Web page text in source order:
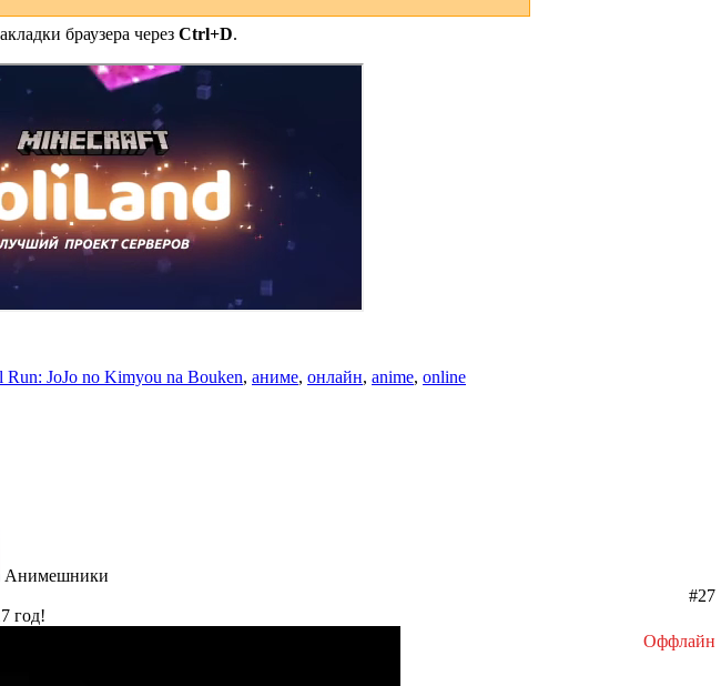
браузера через Ctrl+D.
Run: JoJo no Kimyou na Bouken, аниме, онлайн, anime, online
Анимешники
#27
год!
Оффлайн